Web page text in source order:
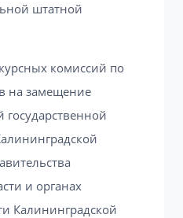
штатной
комиссий по
на замещение
и органах
Калининградской